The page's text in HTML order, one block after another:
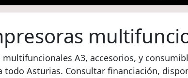
A3, accesorios, y
Asturias. Consultar financiación,